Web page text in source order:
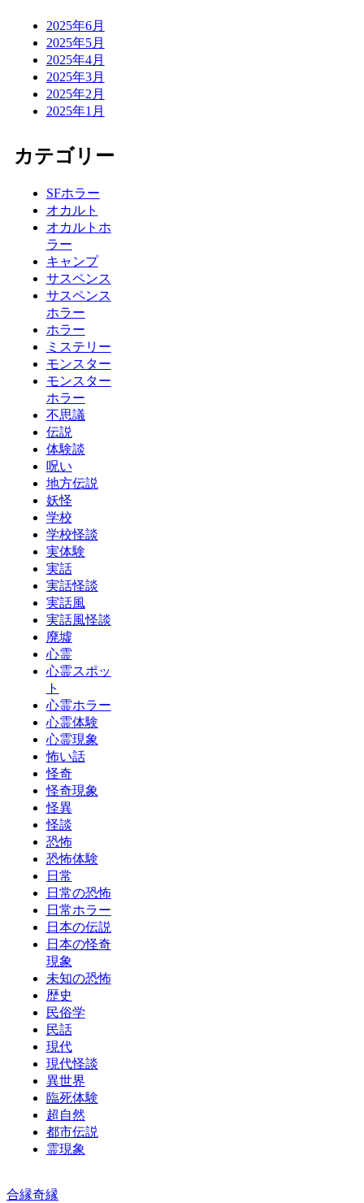
2025年6月
2025年5月
2025年4月
2025年3月
2025年2月
2025年1月
カテゴリー
SFホラー
オカルト
オカルトホ
ラー
キャンプ
サスペンス
サスペンス
ホラー
ホラー
ミステリー
モンスター
モンスター
ホラー
不思議
伝説
体験談
呪い
地方伝説
妖怪
学校
学校怪談
実体験
実話
実話怪談
実話風
実話風怪談
廃墟
心霊
心霊スポッ
ト
心霊ホラー
心霊体験
心霊現象
怖い話
怪奇
怪奇現象
怪異
怪談
恐怖
恐怖体験
日常
日常の恐怖
日常ホラー
日本の伝説
日本の怪奇
現象
未知の恐怖
歴史
民俗学
民話
現代
現代怪談
異世界
臨死体験
超自然
都市伝説
霊現象
合縁奇縁